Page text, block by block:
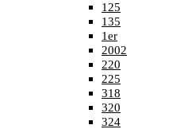
125
135
1er
2002
220
225
318
320
324